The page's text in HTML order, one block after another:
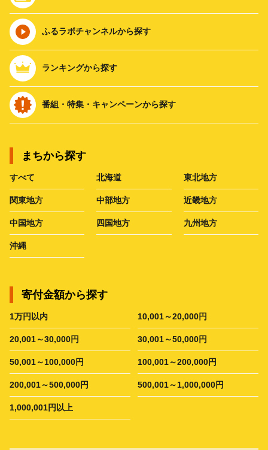
ふるラボチャンネルから探す
ランキングから探す
番組・特集・キャンペーンから探す
まちから探す
すべて 北海道 東北地方
関東地方 中部地方 近畿地方
中国地方 四国地方 九州地方
沖縄
寄付金額から探す
1万円以内 10,001～20,000円
20,001～30,000円 30,001～50,000円
50,001～100,000円 100,001～200,000円
200,001～500,000円 500,001～1,000,000円
1,000,001円以上